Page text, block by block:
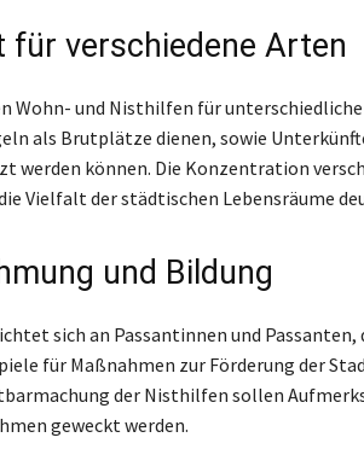
für verschiedene Arten
Wohn- und Nisthilfen für
als Brutplätze dienen, sowie
werden können. Die Konzentration
Vielfalt der städtischen Lebensräume
und Bildung
sich an Passantinnen und
für Maßnahmen zur Förderung der
der Nisthilfen sollen
geweckt werden.